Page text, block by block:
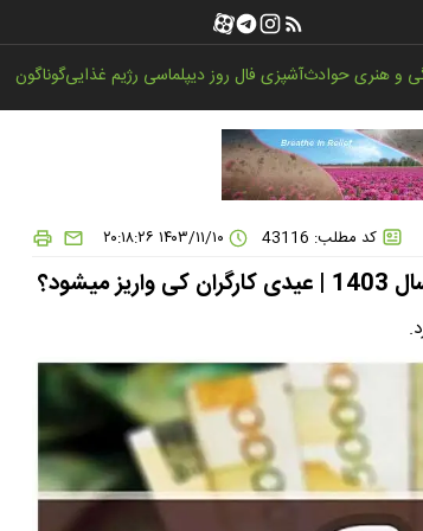
و هنریحوادثآشپزیفال روزدیپلماسی رژیم غذاییگوناگون
کد مطلب: 43116